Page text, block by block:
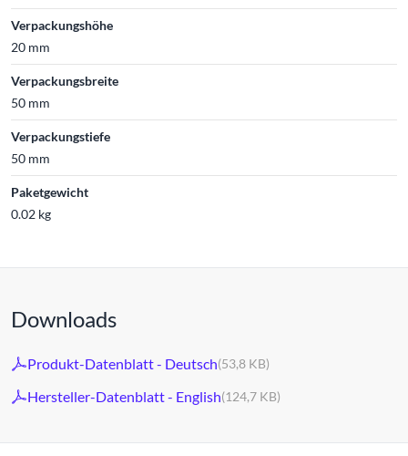
Verpackungshöhe
20 mm
Verpackungsbreite
50 mm
Verpackungstiefe
50 mm
Paketgewicht
0.02 kg
Downloads
Produkt-Datenblatt - Deutsch(53,8 KB)
Hersteller-Datenblatt - English(124,7 KB)